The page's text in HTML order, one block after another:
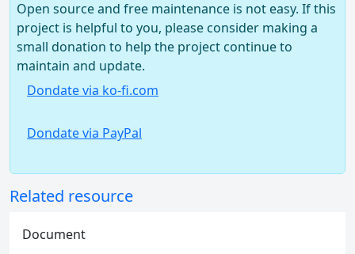
Open source and free maintenance is not easy. If this
project is helpful to you, please consider making a
small donation to help the project continue to
maintain and update.
Dondate via ko-fi.com
Dondate via PayPal
Related resource
Document